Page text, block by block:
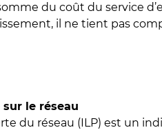
du coût du service
il ne tient pas
le réseau
du réseau (ILP) est un